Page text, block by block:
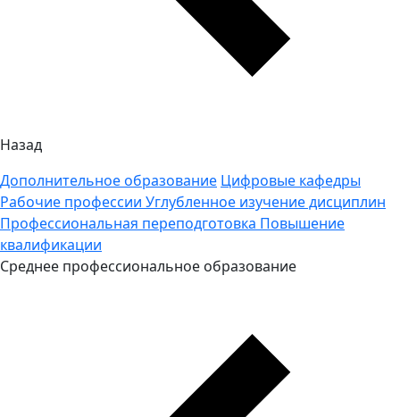
Назад
Дополнительное образование Цифровые кафедры
Рабочие профессии Углубленное изучение дисциплин
Профессиональная переподготовка Повышение
квалификации
Среднее профессиональное образование